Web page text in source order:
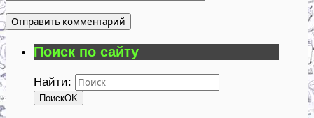
Поиск по сайту
Найти:
ПоискOK